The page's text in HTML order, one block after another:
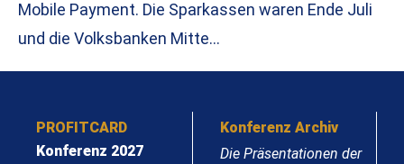
Mobile Payment. Die Sparkassen waren Ende Juli
und die Volksbanken Mitte…
PROFITCARD
Konferenz 2027
Konferenz Archiv
Die Präsentationen der